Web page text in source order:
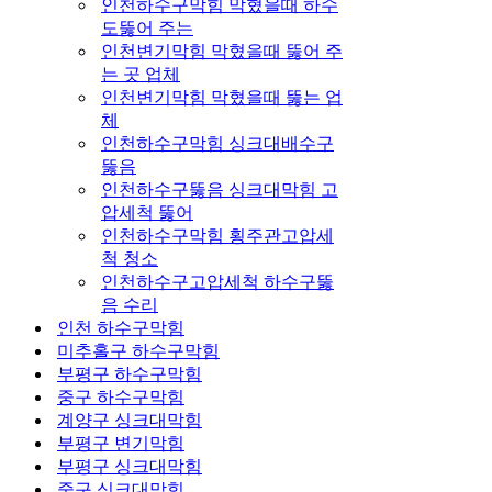
인천하수구막힘 막혔을때 하수
도뚫어 주는
인천변기막힘 막혔을때 뚫어 주
는 곳 업체
인천변기막힘 막혔을때 뚫는 업
체
인천하수구막힘 싱크대배수구
뚫음
인천하수구뚫음 싱크대막힘 고
압세척 뚫어
인천하수구막힘 횡주관고압세
척 청소
인천하수구고압세척 하수구뚫
음 수리
인천 하수구막힘
미추홀구 하수구막힘
부평구 하수구막힘
중구 하수구막힘
계양구 싱크대막힘
부평구 변기막힘
부평구 싱크대막힘